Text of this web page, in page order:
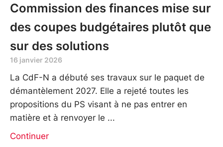
Commission des finances mise sur
des coupes budgétaires plutôt que
sur des solutions
16 janvier 2026
La CdF-N a débuté ses travaux sur le paquet de
démantèlement 2027. Elle a rejeté toutes les
propositions du PS visant à ne pas entrer en
matière et à renvoyer le
Continuer